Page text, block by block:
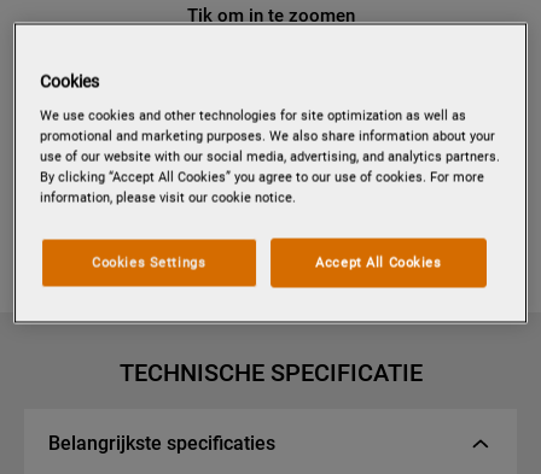
Tik om in te zoomen
PBN23103X
PROGRESS PBN23103X
WARMELUCHTOVEN
TECHNISCHE SPECIFICATIE
Belangrijkste specificaties
Cookies
We use cookies and other technologies for site optimization as well as
promotional and marketing purposes. We also share information about your
use of our website with our social media, advertising, and analytics partners.
By clicking “Accept All Cookies” you agree to our use of cookies. For more
information, please visit our cookie notice.
Accept All Cookies
Cookies Settings